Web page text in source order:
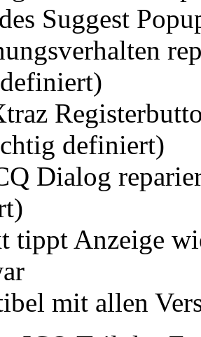
Suggest
definiert)
Dialog
tippt Anzeige
mit allen